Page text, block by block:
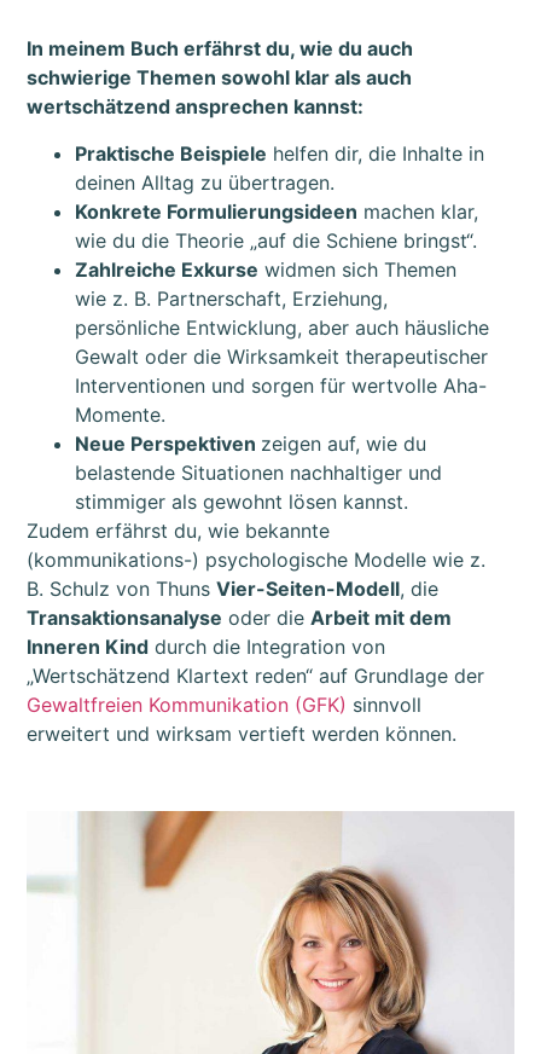
In meinem Buch erfährst du, wie du auch
schwierige Themen sowohl klar als auch
wertschätzend ansprechen kannst:
Praktische Beispiele helfen dir, die Inhalte in
deinen Alltag zu übertragen.
Konkrete Formulierungsideen machen klar,
wie du die Theorie „auf die Schiene bringst“.
Zahlreiche Exkurse widmen sich Themen
wie z. B. Partnerschaft, Erziehung,
persönliche Entwicklung, aber auch häusliche
Gewalt oder die Wirksamkeit therapeutischer
Interventionen und sorgen für wertvolle Aha-
Momente.
Neue Perspektiven zeigen auf, wie du
belastende Situationen nachhaltiger und
stimmiger als gewohnt lösen kannst.
Zudem erfährst du, wie bekannte
(kommunikations-) psychologische Modelle wie z.
B. Schulz von ThunsVier-Seiten-Modell,die
Transaktionsanalyse oder dieArbeit mit dem
Inneren Kind durch die Integration von
„Wertschätzend Klartext reden“ auf Grundlage der
Gewaltfreien Kommunikation (GFK) sinnvoll
erweitert und wirksam vertieft werden können.